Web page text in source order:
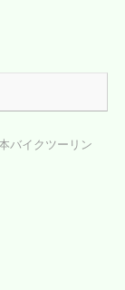
バイクツーリン